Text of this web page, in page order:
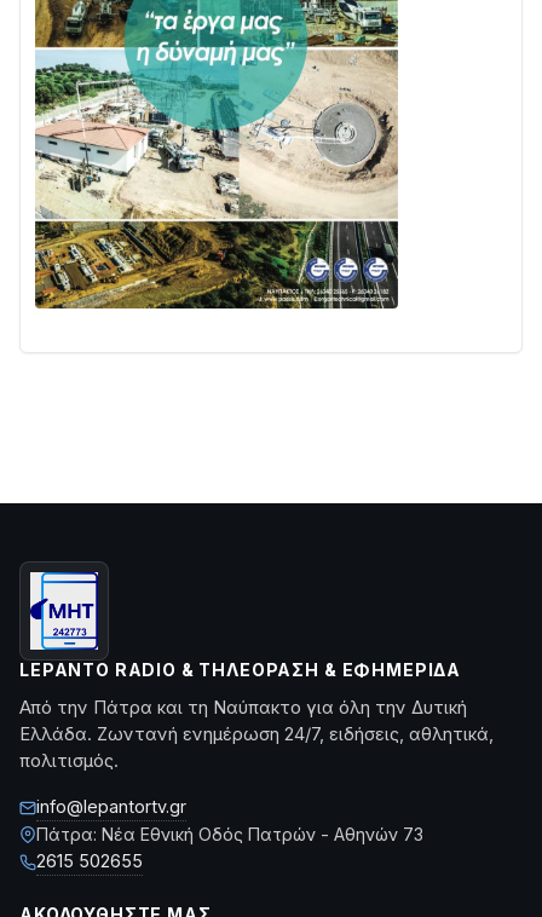
LEPANTO RADIO & ΤΗΛΕΌΡΑΣΗ & ΕΦΗΜΕΡΊΔΑ
Από την Πάτρα και τη Ναύπακτο για όλη την Δυτική
Ελλάδα. Ζωντανή ενημέρωση 24/7, ειδήσεις, αθλητικά,
πολιτισμός.
info@lepantortv.gr
Πάτρα: Νέα Εθνική Οδός Πατρών - Αθηνών 73
2615 502655